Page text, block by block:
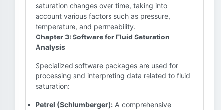
saturation changes over time, taking into
account various factors such as pressure,
temperature, and permeability.
Chapter 3: Software for Fluid Saturation
Analysis
Specialized software packages are used for
processing and interpreting data related to fluid
saturation:
Petrel (Schlumberger): A comprehensive